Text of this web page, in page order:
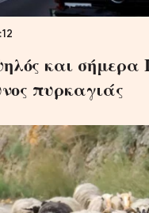
και σήμερα
πυρκαγιάς